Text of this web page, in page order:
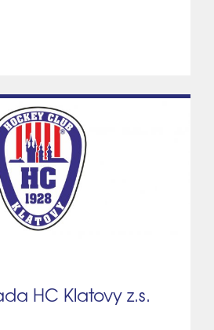
HC Klatovy z.s.